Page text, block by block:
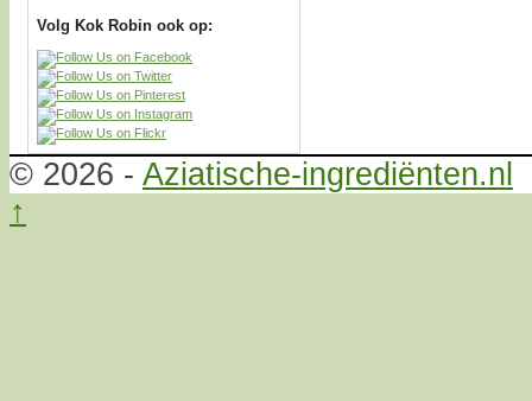
Volg Kok Robin ook op:
© 2026 - Aziatische-ingrediënten.nl
↑